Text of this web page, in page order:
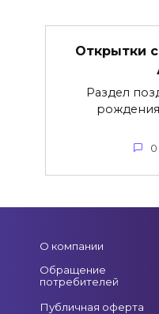
Открытки
Раздел
0
О компании
Обращение
потребителей
Публичная оферта